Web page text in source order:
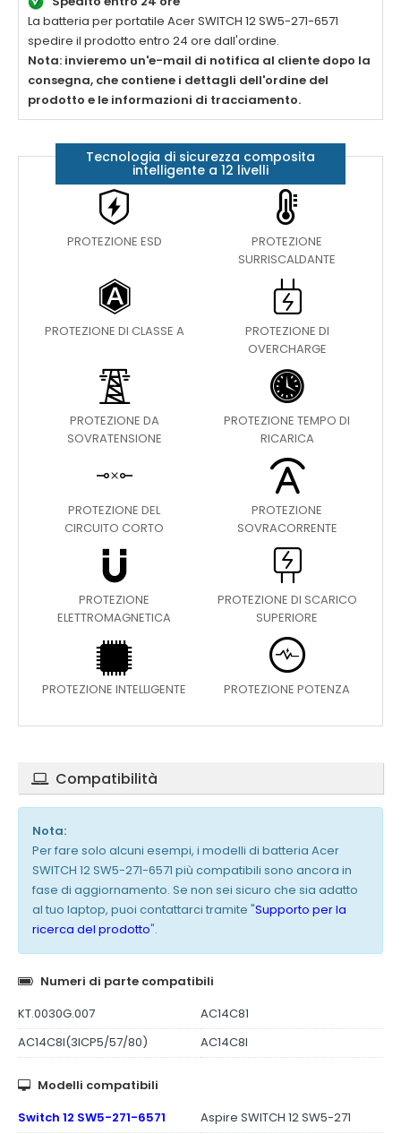
La batteria per portatile Acer SWITCH 12 SW5-271-6571
spedire il prodotto entro 24 ore dall'ordine.
Nota: invieremo un'e-mail di notifica al cliente dopo la
consegna, che contiene i dettagli dell'ordine del
prodotto e le informazioni di tracciamento.
Tecnologia di sicurezza composita
intelligente a 12 livelli
PROTEZIONE ESD
PROTEZIONE
SURRISCALDANTE
PROTEZIONE DI CLASSE A
PROTEZIONE DI
OVERCHARGE
PROTEZIONE DA
SOVRATENSIONE
PROTEZIONE TEMPO DI
RICARICA
PROTEZIONE DEL
CIRCUITO CORTO
PROTEZIONE
SOVRACORRENTE
PROTEZIONE
ELETTROMAGNETICA
PROTEZIONE DI SCARICO
SUPERIORE
PROTEZIONE INTELLIGENTE PROTEZIONE POTENZA
Compatibilità
Nota:
Per fare solo alcuni esempi, i modelli di batteria Acer
SWITCH 12 SW5-271-6571 più compatibili sono ancora in
fase di aggiornamento. Se non sei sicuro che sia adatto
al tuo laptop, puoi contattarci tramite "Supporto per la
ricerca del prodotto".
Numeri di parte compatibili
KT.0030G.007
AC14C81
AC14C8I(3ICP5/57/80)
AC14C8I
Modelli compatibili
Switch 12 SW5-271-6571
Aspire SWITCH 12 SW5-271